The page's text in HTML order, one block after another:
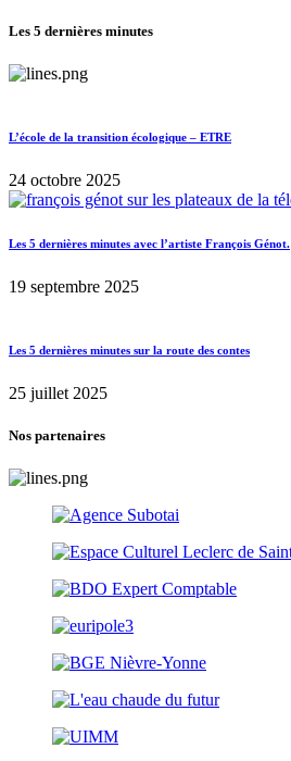
Les 5 dernières minutes
L’école de la transition écologique – ETRE
24 octobre 2025
Les 5 dernières minutes avec l’artiste François Génot.
19 septembre 2025
Les 5 dernières minutes sur la route des contes
25 juillet 2025
Nos partenaires